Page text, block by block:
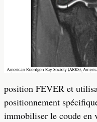
position FEVER et
positionnement
immobiliser le coude en